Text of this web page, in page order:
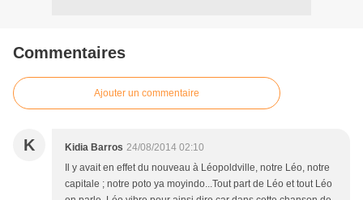
Commentaires
Ajouter un commentaire
K Kidia Barros 24/08/2014 02:10
Il y avait en effet du nouveau à Léopoldville, notre Léo, notre
capitale ; notre poto ya moyindo...Tout part de Léo et tout Léo